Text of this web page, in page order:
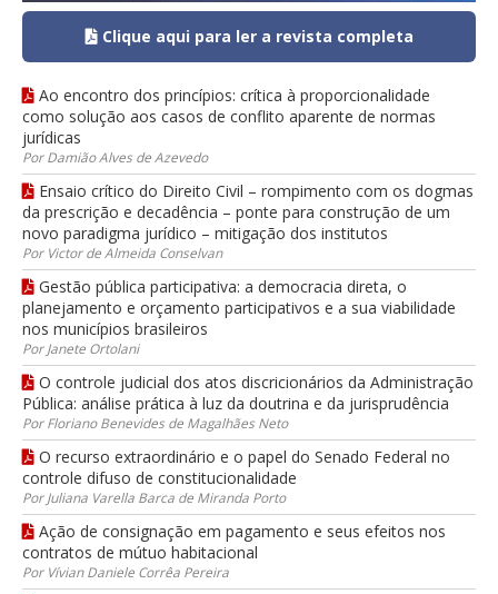
Clique aqui para ler a revista completa
Ao encontro dos princípios: crítica à proporcionalidade
como solução aos casos de conflito aparente de normas
jurídicas
Por Damião Alves de Azevedo
Ensaio crítico do Direito Civil – rompimento com os dogmas
da prescrição e decadência – ponte para construção de um
novo paradigma jurídico – mitigação dos institutos
Por Victor de Almeida Conselvan
Gestão pública participativa: a democracia direta, o
planejamento e orçamento participativos e a sua viabilidade
nos municípios brasileiros
Por Janete Ortolani
O controle judicial dos atos discricionários da Administração
Pública: análise prática à luz da doutrina e da jurisprudência
Por Floriano Benevides de Magalhães Neto
O recurso extraordinário e o papel do Senado Federal no
controle difuso de constitucionalidade
Por Juliana Varella Barca de Miranda Porto
Ação de consignação em pagamento e seus efeitos nos
contratos de mútuo habitacional
Por Vívian Daniele Corrêa Pereira